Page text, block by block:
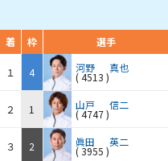
着 枠 選手
１ 4 河野 真也
(4513 )
２ 1 山戸 信二
(4747)
３ 2 眞田 英二
(3955 )